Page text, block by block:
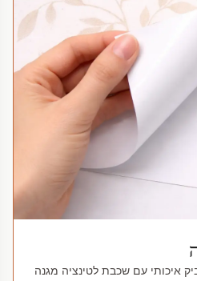
איכותי עם שכבת לטינציה מגנה